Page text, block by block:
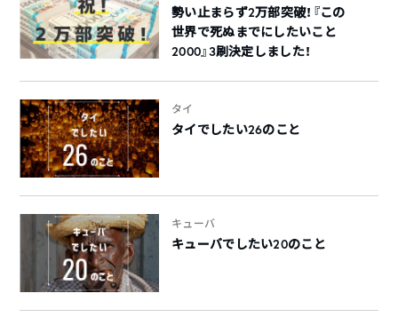
勢い止まらず2万部突破！『この
世界で死ぬまでにしたいこと
2000』3刷決定しました！
タイ
タイでしたい26のこと
キューバ
キューバでしたい20のこと